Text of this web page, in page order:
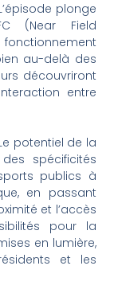
plonge
(Near Field
au-delà des
découvriront
entre
potentiel de la
spécificités
publics à
en passant
et l’accès
pour la
en lumière,
et les